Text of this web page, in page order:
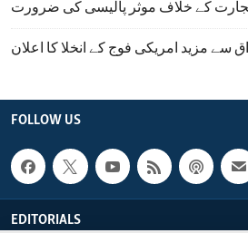
کے خلاف موثر پالیسی کی ضرورت
سے مزید امریکی فوج کے انخلا کا اعلان
FOLLOW US
EDITORIALS